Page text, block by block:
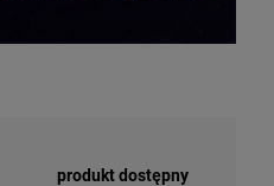
produkt dostępny